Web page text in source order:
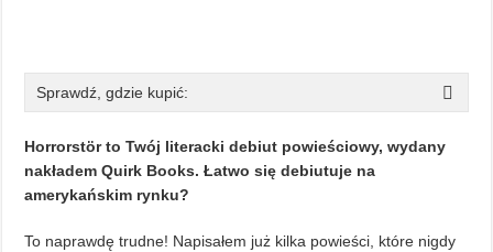
Sprawdź, gdzie kupić:
Horrorstör to Twój literacki debiut powieściowy, wydany
nakładem Quirk Books. Łatwo się debiutuje na
amerykańskim rynku?
To naprawdę trudne! Napisałem już kilka powieści, które nigdy